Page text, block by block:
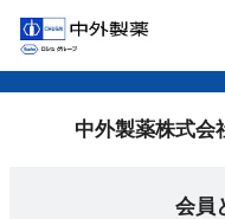
中外製薬株式
会員